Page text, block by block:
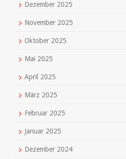
Dezember 2025
November 2025
Oktober 2025
Mai 2025
April 2025
März 2025
Februar 2025
Januar 2025
Dezember 2024